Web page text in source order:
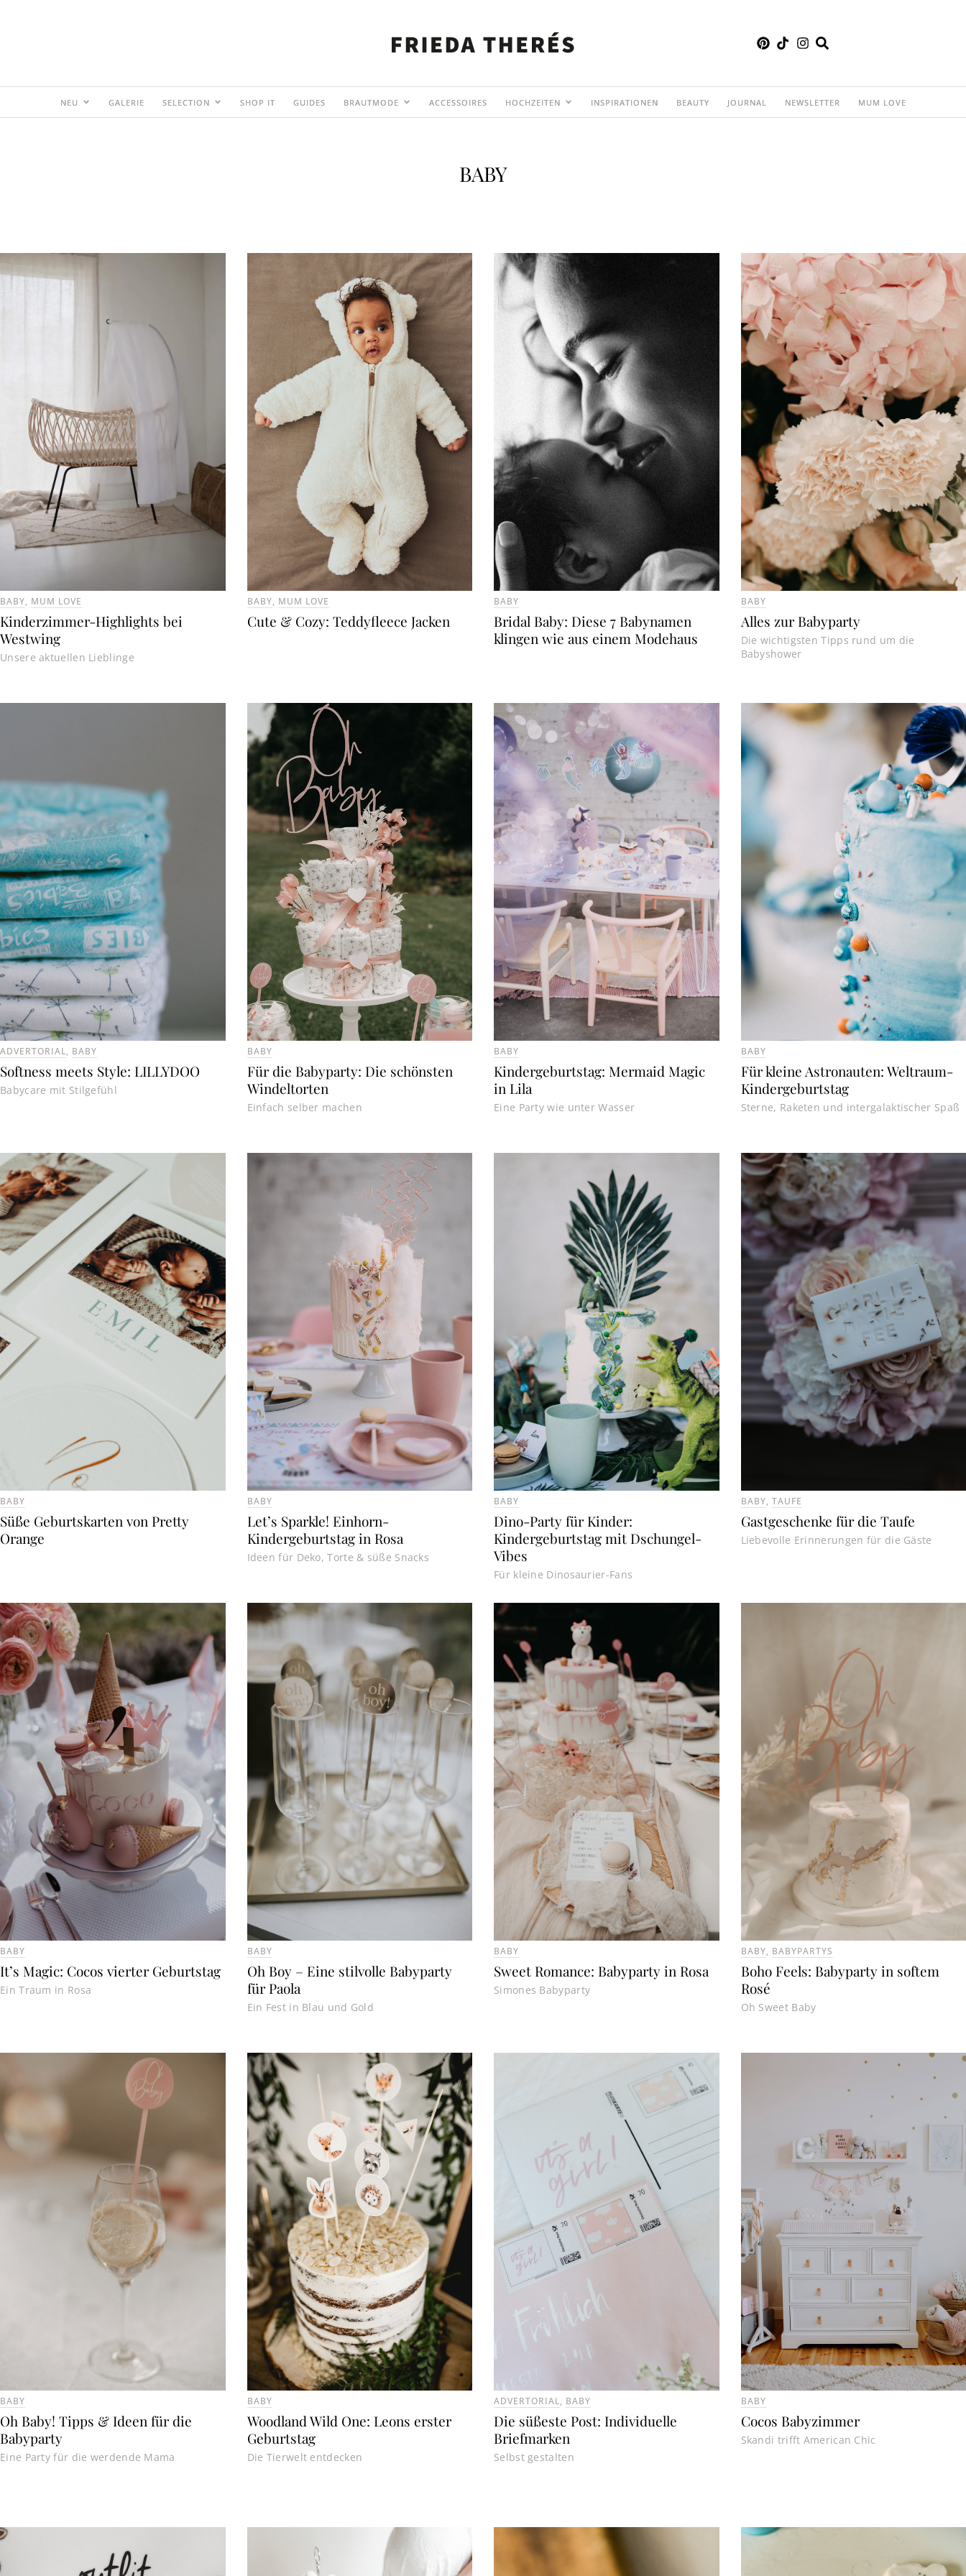
NEU GALERIE SELECTION SHOP IT GUIDES BRAUTMODE ACCESSOIRES HOCHZEITEN INSPIRATIONEN BEAUTY JOURNAL NEWSLETTER MUM LOVE
BABY
BABY, MUM LOVE
Kinderzimmer-Highlights bei
Westwing
Unsere aktuellen Lieblinge
BABY, MUM LOVE
Cute & Cozy: Teddyfleece Jacken
BABY
Bridal Baby: Diese 7 Babynamen
klingen wie aus einem Modehaus
BABY
Alles zur Babyparty
Die wichtigsten Tipps rund um die
Babyshower
ADVERTORIAL, BABY
Softness meets Style: LILLYDOO
Babycare mit Stilgefühl
BABY
Für die Babyparty: Die schönsten
Windeltorten
Einfach selber machen
BABY
Kindergeburtstag: Mermaid Magic
in Lila
Eine Party wie unter Wasser
BABY
Für kleine Astronauten: Weltraum-
Kindergeburtstag
Sterne, Raketen und intergalaktischer Spaß
BABY
Süße Geburtskarten von Pretty
Orange
BABY
Let’s Sparkle! Einhorn-
Kindergeburtstag in Rosa
Ideen für Deko, Torte & süße Snacks
BABY
Dino-Party für Kinder:
Kindergeburtstag mit Dschungel-
Vibes
Für kleine Dinosaurier-Fans
BABY, TAUFE
Gastgeschenke für die Taufe
Liebevolle Erinnerungen für die Gäste
BABY
It’s Magic: Cocos vierter Geburtstag
Ein Traum in Rosa
BABY
Oh Boy – Eine stilvolle Babyparty
für Paola
Ein Fest in Blau und Gold
BABY
Sweet Romance: Babyparty in Rosa
Simones Babyparty
BABY, BABYPARTYS
Boho Feels: Babyparty in softem
Rosé
Oh Sweet Baby
BABY
Oh Baby! Tipps & Ideen für die
Babyparty
Eine Party für die werdende Mama
BABY
Woodland Wild One: Leons erster
Geburtstag
Die Tierwelt entdecken
ADVERTORIAL, BABY
Die süßeste Post: Individuelle
Briefmarken
Selbst gestalten
BABY
Cocos Babyzimmer
Skandi trifft American Chic